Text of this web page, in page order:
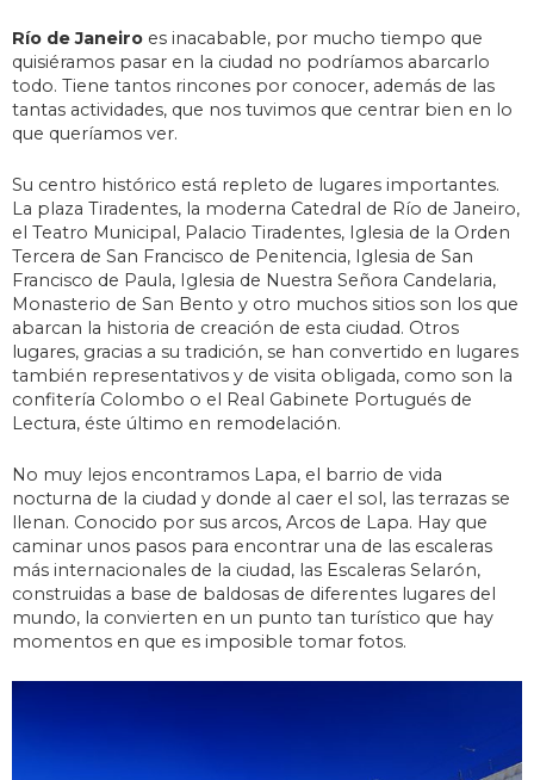
Río de Janeiro es inacabable, por mucho tiempo que
quisiéramos pasar en la ciudad no podríamos abarcarlo
todo. Tiene tantos rincones por conocer, además de las
tantas actividades, que nos tuvimos que centrar bien en lo
que queríamos ver.
Su centro histórico está repleto de lugares importantes.
La plaza Tiradentes, la moderna Catedral de Río de Janeiro,
el Teatro Municipal, Palacio Tiradentes, Iglesia de la Orden
Tercera de San Francisco de Penitencia, Iglesia de San
Francisco de Paula, Iglesia de Nuestra Señora Candelaria,
Monasterio de San Bento y otro muchos sitios son los que
abarcan la historia de creación de esta ciudad. Otros
lugares, gracias a su tradición, se han convertido en lugares
también representativos y de visita obligada, como son la
confitería Colombo o el Real Gabinete Portugués de
Lectura, éste último en remodelación.
No muy lejos encontramos Lapa, el barrio de vida
nocturna de la ciudad y donde al caer el sol, las terrazas se
llenan. Conocido por sus arcos, Arcos de Lapa. Hay que
caminar unos pasos para encontrar una de las escaleras
más internacionales de la ciudad, las Escaleras Selarón,
construidas a base de baldosas de diferentes lugares del
mundo, la convierten en un punto tan turístico que hay
momentos en que es imposible tomar fotos.